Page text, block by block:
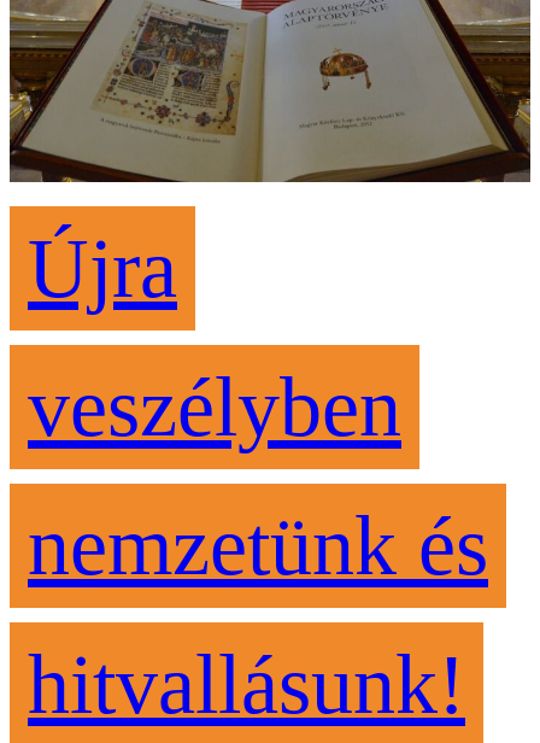
Újra
veszélyben
nemzetünk és
hitvallásunk!